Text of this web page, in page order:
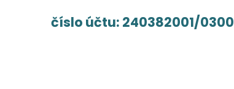
číslo účtu: 240382001/0300